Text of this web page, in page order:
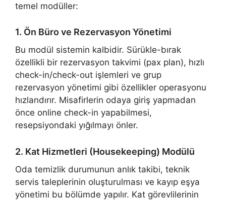
temel modüller:
1. Ön Büro ve Rezervasyon Yönetimi
Bu modül sistemin kalbidir. Sürükle-bırak
özellikli bir rezervasyon takvimi (pax plan), hızlı
check-in/check-out işlemleri ve grup
rezervasyon yönetimi gibi özellikler operasyonu
hızlandırır. Misafirlerin odaya giriş yapmadan
önce online check-in yapabilmesi,
resepsiyondaki yığılmayı önler.
2. Kat Hizmetleri (Housekeeping) Modülü
Oda temizlik durumunun anlık takibi, teknik
servis taleplerinin oluşturulması ve kayıp eşya
yönetimi bu bölümde yapılır. Kat görevlilerinin